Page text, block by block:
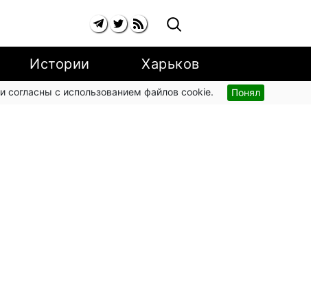
Истории Харьков
и согласны с использованием файлов cookie. Понял